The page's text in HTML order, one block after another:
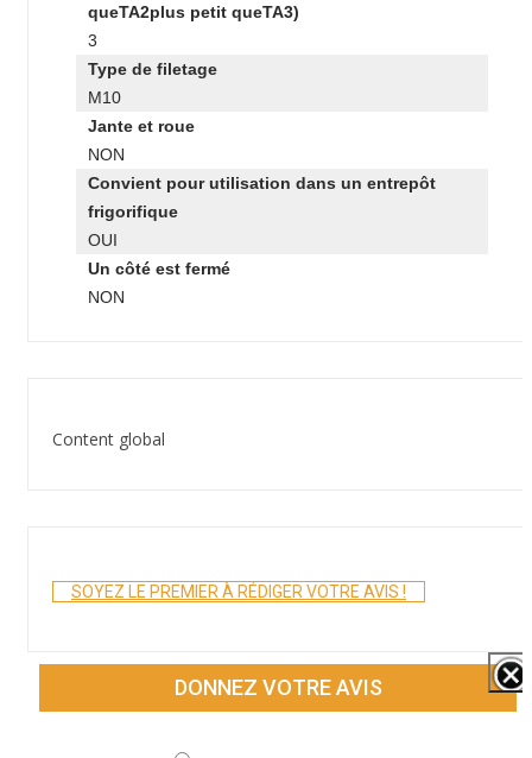
queTA2plus petit queTA3)
3
Type de filetage
M10
Jante et roue
NON
Convient pour utilisation dans un entrepôt
frigorifique
OUI
Un côté est fermé
NON
Content global
SOYEZ LE PREMIER À RÉDIGER VOTRE AVIS !
DONNEZ VOTRE AVIS